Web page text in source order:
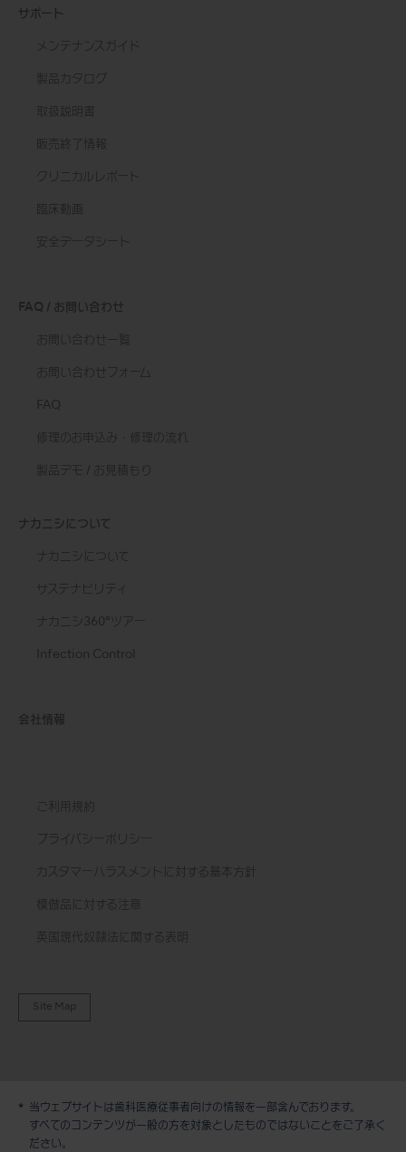
サポート
メンテナンスガイド
製品カタログ
取扱説明書
販売終了情報
クリニカルレポート
臨床動画
安全データシート
FAQ / お問い合わせ
お問い合わせ一覧
お問い合わせフォーム
FAQ
修理のお申込み・修理の流れ
製品デモ / お見積もり
ナカニシについて
ナカニシについて
サステナビリティ
ナカニシ360°ツアー
Infection Control
会社情報
ご利用規約
プライバシーポリシー
カスタマーハラスメントに対する基本方針
模倣品に対する注意
英国現代奴隷法に関する表明
Site Map
当ウェブサイトは歯科医療従事者向けの情報を一部含んでおります。
すべてのコンテンツが一般の方を対象としたものではないことをご了承く
ださい。